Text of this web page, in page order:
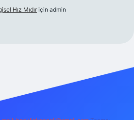
Hız Mıdır için admin